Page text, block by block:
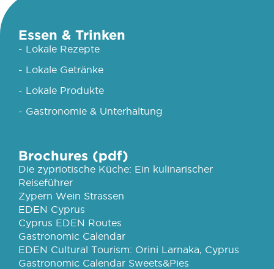
Essen & Trinken
- Lokale Rezepte
- Lokale Getränke
- Lokale Produkte
- Gastronomie & Unterhaltung
Brochures (pdf)
Die zypriotische Küche: Ein kulinarischer
Reiseführer
Zypern Wein Strassen
EDEN Cyprus
Cyprus EDEN Routes
Gastronomic Calendar
EDEN Cultural Tourism: Orini Larnaka, Cyprus
Gastronomic Calendar Sweets&Pies